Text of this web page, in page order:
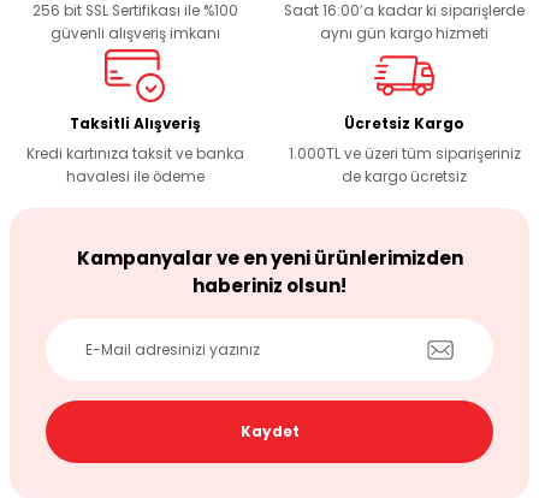
Ürün fiyatı diğer sitelerden daha pahalı.
Bu ürüne benzer farklı alternatifler olmalı.
256 bit SSL Sertifikası ile %100
güvenli alışveriş imkanı
Saat 16:00’a kadar ki siparişlerde
aynı gün kargo hizmeti
Taksitli Alışveriş
Kredi kartınıza taksit ve banka
havalesi ile ödeme
Ücretsiz Kargo
1.000TL ve üzeri tüm siparişeriniz
de kargo ücretsiz
Kampanyalar ve en yeni ürünlerimizden
haberiniz olsun!
Kaydet